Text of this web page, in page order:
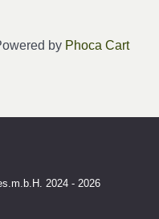
by Phoca Cart
2024 - 2026